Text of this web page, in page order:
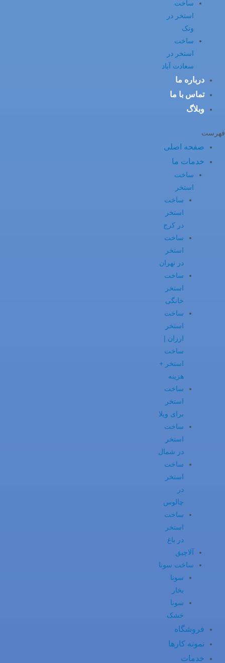
ساخت
استخر در
ونک
ساخت
استخر در
سعادت آباد
درباره ما
تماس با ما
وبلاگ
فهرست
صفحه اصلی
خدمات ما
ساخت
استخر
ساخت
استخر
در کرج
ساخت
استخر
در تهران
ساخت
استخر
خانگی
ساخت
استخر
ارزان |
ساخت
استخر +
هزینه
ساخت
استخر
برای ویلا
ساخت
استخر
در شمال
ساخت
استخر
در
چالوس
ساخت
استخر
در باغ
آلاچیق
ساخت سونا
سونا
بخار
سونا
خشک
فروشگاه
نمونه کارها
خدمات